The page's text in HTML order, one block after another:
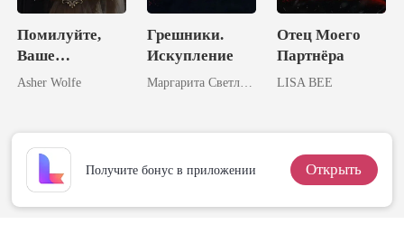
Помилуйте,
Ваше
Величество
Asher Wolfe
Грешники.
Искупление
Отец Моего
Партнёра
LISA BEE
Получите бонус в приложении Открыть